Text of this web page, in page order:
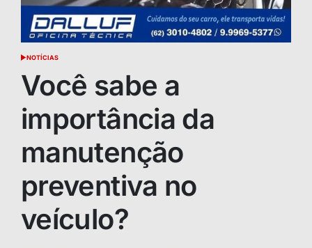
POSTED
NOTÍCIAS
Você sabe a
importância da
manutenção
preventiva no
veículo?